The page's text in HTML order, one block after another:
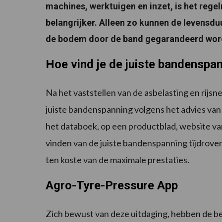
machines, werktuigen en inzet, is het
belangrijker. Alleen zo kunnen de
de bodem door de band gegarandeerd
Hoe vind je de juiste
Na het vaststellen van de asbelasting en
juiste bandenspanning volgens het advies
het databoek, op een productblad, website
vinden van de juiste bandenspanning
ten koste van de maximale prestaties.
Agro-Tyre-Pressure App
Zich bewust van deze uitdaging, hebben de